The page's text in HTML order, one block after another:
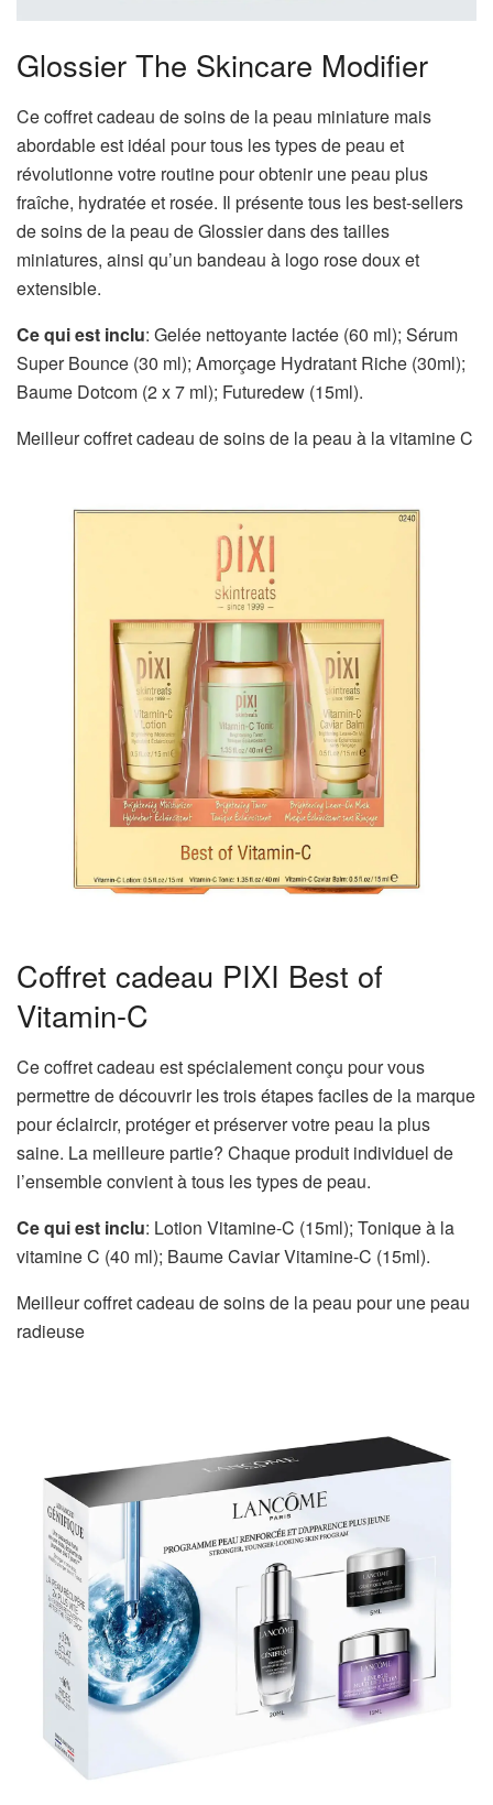
Glossier The Skincare Modifier
Ce coffret cadeau de soins de la peau miniature mais
abordable est idéal pour tous les types de peau et
révolutionne votre routine pour obtenir une peau plus
fraîche, hydratée et rosée. Il présente tous les best-sellers
de soins de la peau de Glossier dans des tailles
miniatures, ainsi qu’un bandeau à logo rose doux et
extensible.
Ce qui est inclu: Gelée nettoyante lactée (60 ml); Sérum
Super Bounce (30 ml); Amorçage Hydratant Riche (30ml);
Baume Dotcom (2 x 7 ml); Futuredew (15ml).
Meilleur coffret cadeau de soins de la peau à la vitamine C
Coffret cadeau PIXI Best of
Vitamin-C
Ce coffret cadeau est spécialement conçu pour vous
permettre de découvrir les trois étapes faciles de la marque
pour éclaircir, protéger et préserver votre peau la plus
saine. La meilleure partie? Chaque produit individuel de
l’ensemble convient à tous les types de peau.
Ce qui est inclu: Lotion Vitamine-C (15ml); Tonique à la
vitamine C (40 ml); Baume Caviar Vitamine-C (15ml).
Meilleur coffret cadeau de soins de la peau pour une peau
radieuse